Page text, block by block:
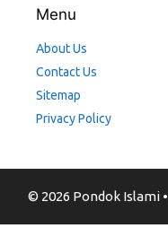
Menu
About Us
Contact Us
Sitemap
Privacy Policy
© 2026 Pondok Islami